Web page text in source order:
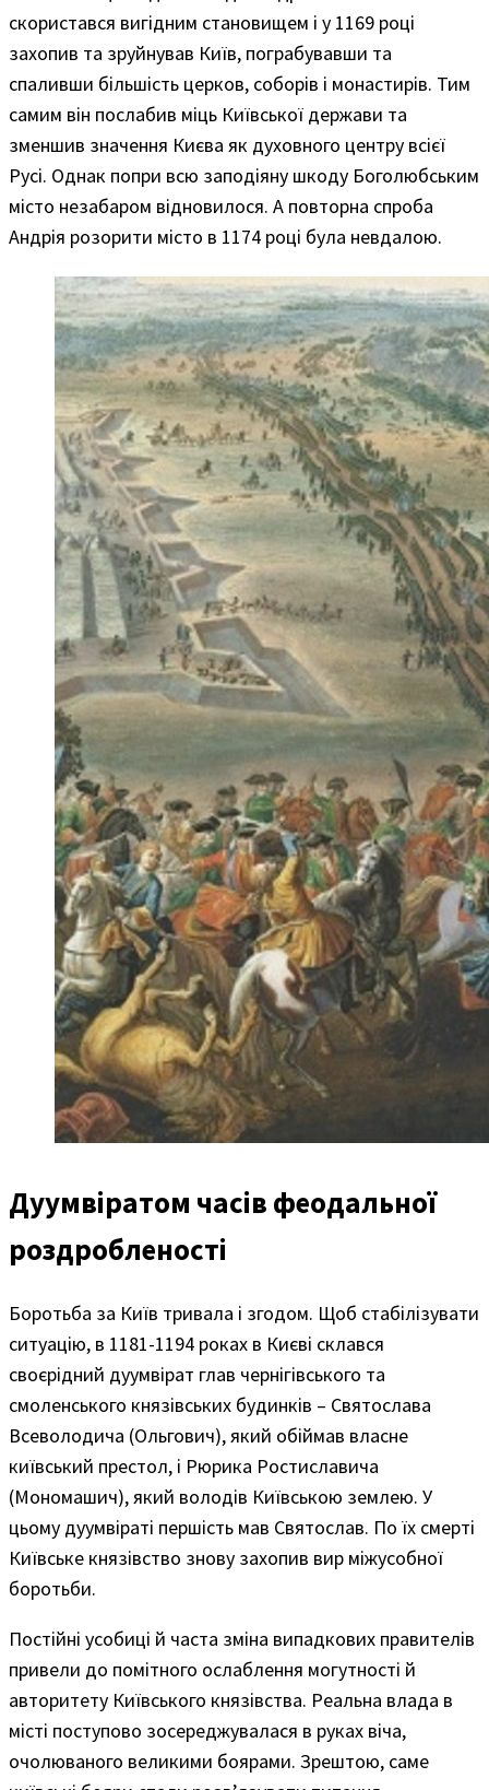
скористався вигідним становищем і у 1169 році
захопив та зруйнував Київ, пограбувавши та
спаливши більшість церков, соборів і монастирів. Тим
самим він послабив міць Київської держави та
зменшив значення Києва як духовного центру всієї
Русі. Однак попри всю заподіяну шкоду Боголюбським
місто незабаром відновилося. А повторна спроба
Андрія розорити місто в 1174 році була невдалою.
Дуумвіратом часів феодальної
роздробленості
Боротьба за Київ тривала і згодом. Щоб стабілізувати
ситуацію, в 1181-1194 роках в Києві склався
своєрідний дуумвірат глав чернігівського та
смоленського князівських будинків – Святослава
Всеволодича (Ольгович), який обіймав власне
київський престол, і Рюрика Ростиславича
(Мономашич), який володів Київською землею. У
цьому дуумвіраті першість мав Святослав. По їх смерті
Київське князівство знову захопив вир міжусобної
боротьби.
Постійні усобиці й часта зміна випадкових правителів
привели до помітного ослаблення могутності й
авторитету Київського князівства. Реальна влада в
місті поступово зосереджувалася в руках віча,
очолюваного великими боярами. Зрештою, саме